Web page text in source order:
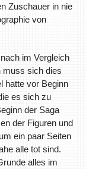
Zuschauer in nie
von
im Vergleich
sich dies
hatte vor Beginn
es sich zu
der Saga
der Figuren und
ein paar Seiten
alle tot sind.
alles im